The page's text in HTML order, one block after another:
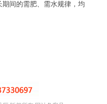
间的需肥、需水规律，均衡供...